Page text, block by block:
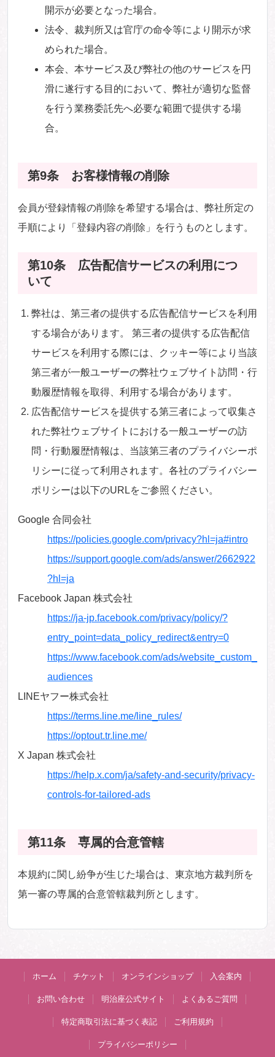
開示が必要となった場合。
法令、裁判所又は官庁の命令等により開示が求
められた場合。
本会、本サービス及び弊社の他のサービスを円
滑に遂行する目的において、弊社が適切な監督
を行う業務委託先へ必要な範囲で提供する場
合。
第9条 お客様情報の削除
会員が登録情報の削除を希望する場合は、弊社所定の
手順により「登録内容の削除」を行うものとします。
第10条 広告配信サービスの利用につ
いて
弊社は、第三者の提供する広告配信サービスを利用
する場合があります。 第三者の提供する広告配信
サービスを利用する際には、クッキー等により当該
第三者が一般ユーザーの弊社ウェブサイト訪問・行
動履歴情報を取得、利用する場合があります。
広告配信サービスを提供する第三者によって収集さ
れた弊社ウェブサイトにおける一般ユーザーの訪
問・行動履歴情報は、当該第三者のプライバシーポ
リシーに従って利用されます。各社のプライバシー
ポリシーは以下のURLをご参照ください。
Google 合同会社
https://policies.google.com/privacy?hl=ja#intro
https://support.google.com/ads/answer/2662922
?hl=ja
Facebook Japan 株式会社
https://ja-jp.facebook.com/privacy/policy/?
entry_point=data_policy_redirect&entry=0
https://www.facebook.com/ads/website_custom_
audiences
LINEヤフー株式会社
https://terms.line.me/line_rules/
https://optout.tr.line.me/
X Japan 株式会社
https://help.x.com/ja/safety-and-security/privacy-
controls-for-tailored-ads
第11条 専属的合意管轄
本規約に関し紛争が生じた場合は、東京地方裁判所を
第一審の専属的合意管轄裁判所とします。
ホーム チケット オンラインショップ 入会案内
お問い合わせ 明治座公式サイト よくあるご質問
特定商取引法に基づく表記 ご利用規約
プライバシーポリシー